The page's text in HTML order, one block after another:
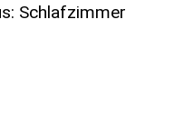
Schlafzimmer